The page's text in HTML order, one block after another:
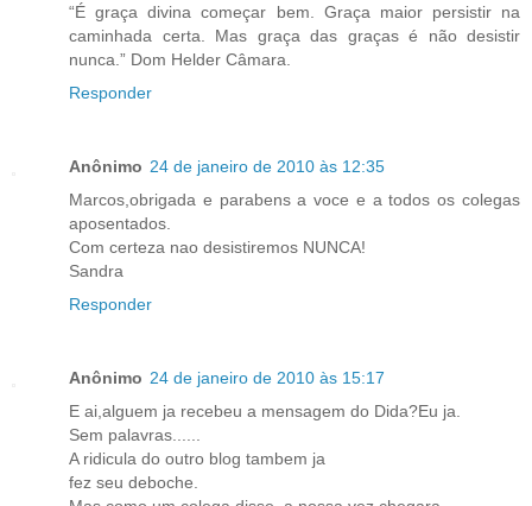
“É graça divina começar bem. Graça maior persistir na
caminhada certa. Mas graça das graças é não desistir
nunca.” Dom Helder Câmara.
Responder
Anônimo 24 de janeiro de 2010 às 12:35
Marcos,obrigada e parabens a voce e a todos os colegas
aposentados.
Com certeza nao desistiremos NUNCA!
Sandra
Responder
Anônimo 24 de janeiro de 2010 às 15:17
E ai,alguem ja recebeu a mensagem do Dida?Eu ja.
Sem palavras......
A ridicula do outro blog tambem ja
fez seu deboche.